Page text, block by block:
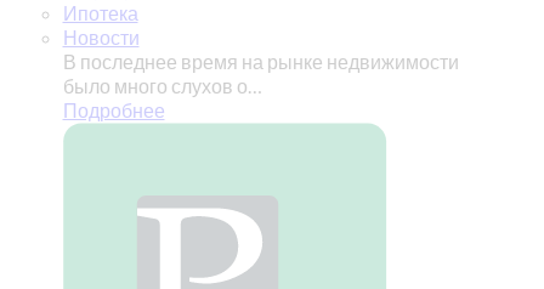
Ипотека
Новости
В последнее время на рынке недвижимости
было много слухов о…
Подробнее